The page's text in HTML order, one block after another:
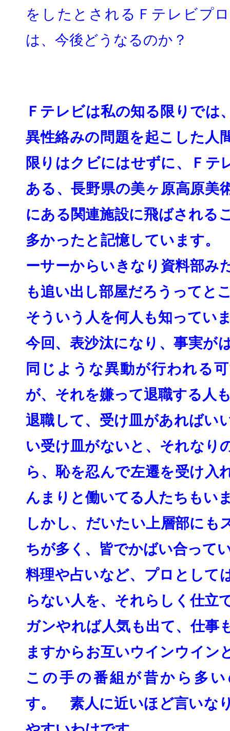
をしたとされるＦテレビプ
は、 今後どうなるのか？
Ｆテレビは私の知る限りでは
異性絡みの問題を起こした人
限り はクビにはせずに、Ｆテ
ある、長野県の美ヶ原高原美
にある関連施設に飛ばされる
多かったと記憶しています
ーサーからいきなり資料部み
も追い出し部屋だろうってと
そういう人を何人も知ってい
今回、表沙汰になり、事実が
同じような異動が行われる
が、 それを嫌って退職する人
退職して、受け皿があればい
い受け皿がないと、 それなり
ら、恥を忍んで左遷を受け入
んまりと働いてる人たちもい
しかし、だいたい上層部にも
ちが多く、皆でかばい合って
料理や占いなど、プロとして
らない人を、 それらしく仕立
ガンやれば人気も出て、仕事
ますからお互いウインウイン
この手の番組が昔から多
す。 素人に近いほど言いな